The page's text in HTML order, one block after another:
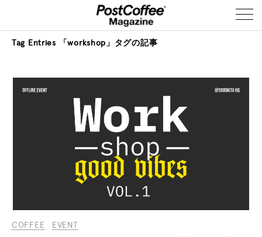
Tag Entries 「workshop」タグの記事
COFFEE EVENT